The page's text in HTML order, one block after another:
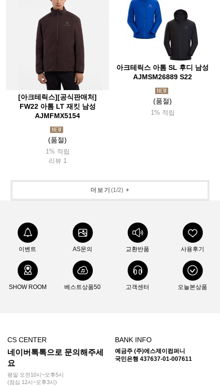
[아크테릭스][공식판매처]
FW22 아톰 LT 재킷 남성
AJMFMX5154
(품절)
1% 적립
리뷰 1
아크테릭스 아톰 SL 후디 남성
AJMSM26889 S22
(품절)
1% 적립
더보기 (1/2)+
이벤트 AS문의 교환반품 사용후기
SHOW ROOM 베스트상품50 고객센터 오늘본상품
CS CENTER
네이버톡톡으로 문의해주세
요
평일 오전10시~오후5시
(점심 12시~오후3시)
BANK INFO
예금주 (주)에스제이컴퍼니
국민은행 437637-01-007611